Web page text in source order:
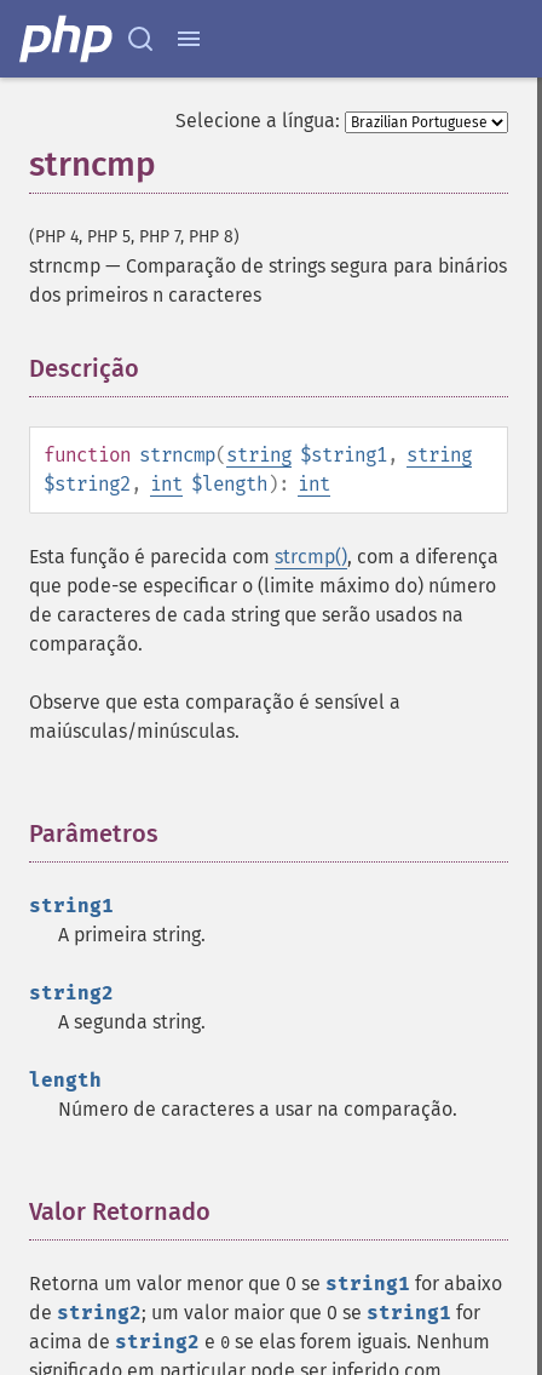
Selecione a língua:
strncmp
(PHP 4, PHP 5, PHP 7, PHP 8)
strncmp — Comparação de strings segura para binários
dos primeiros n caracteres
Descrição
function strncmp(string $string1, string
$string2 , int $length ): int
Esta função é parecida com strcmp(), com a diferença
que pode-se especificar o (limite máximo do) número
de caracteres de cada string que serão usados na
comparação.
Observe que esta comparação é sensível a
maiúsculas/minúsculas.
Parâmetros
string1
A primeira string.
string2
A segunda string.
length
Número de caracteres a usar na comparação.
Valor Retornado
Retorna um valor menor que 0 se string1 for abaixo
de string2; um valor maior que 0 se string1 for
acima de string2 e 0 se elas forem iguais. Nenhum